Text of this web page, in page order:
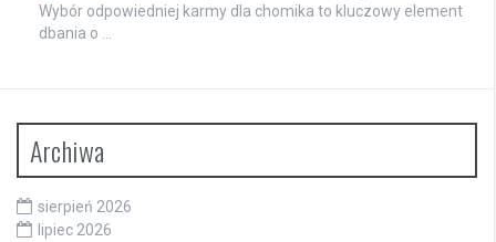
Wybór odpowiedniej karmy dla chomika to kluczowy element
dbania o …
Archiwa
sierpień 2026
lipiec 2026